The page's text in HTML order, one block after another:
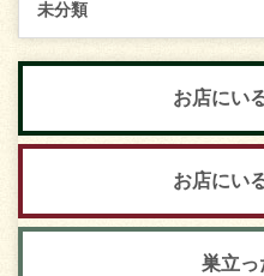
未分類
お店にい
お店にい
巣立っ